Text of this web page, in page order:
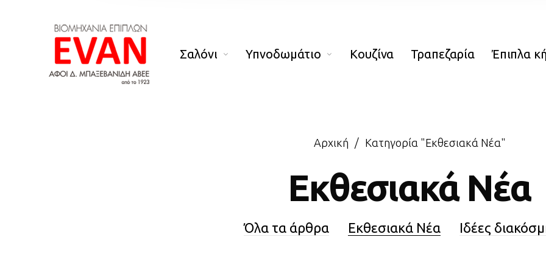
Σαλόνι Υπνοδωμάτιο Κουζίνα Τραπεζαρία Έπιπλα
Αρχική / Κατηγορία "Εκθεσιακά Νέα"
Εκθεσιακά Νέα
Όλα τα άρθρα Εκθεσιακά Νέα Ιδέες